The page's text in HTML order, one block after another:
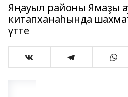
Яңауыл районы Ямаҙы
китапханаһында
үтте